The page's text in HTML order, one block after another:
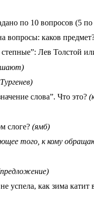
по 10 вопросов (5
вопросы: каков
Лев Толстой
слова”. Что это?
слоге? (ямб)
того, к кому
успела, как зима катит